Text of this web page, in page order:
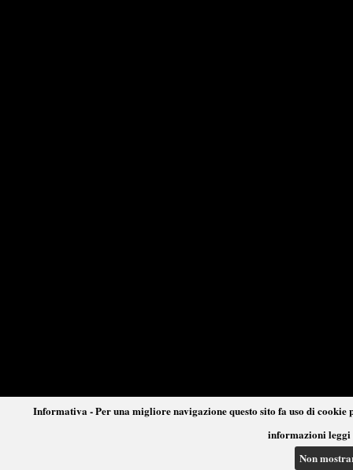
Informativa - Per una migliore navigazione questo sito fa uso di
informazioni leggi
Non